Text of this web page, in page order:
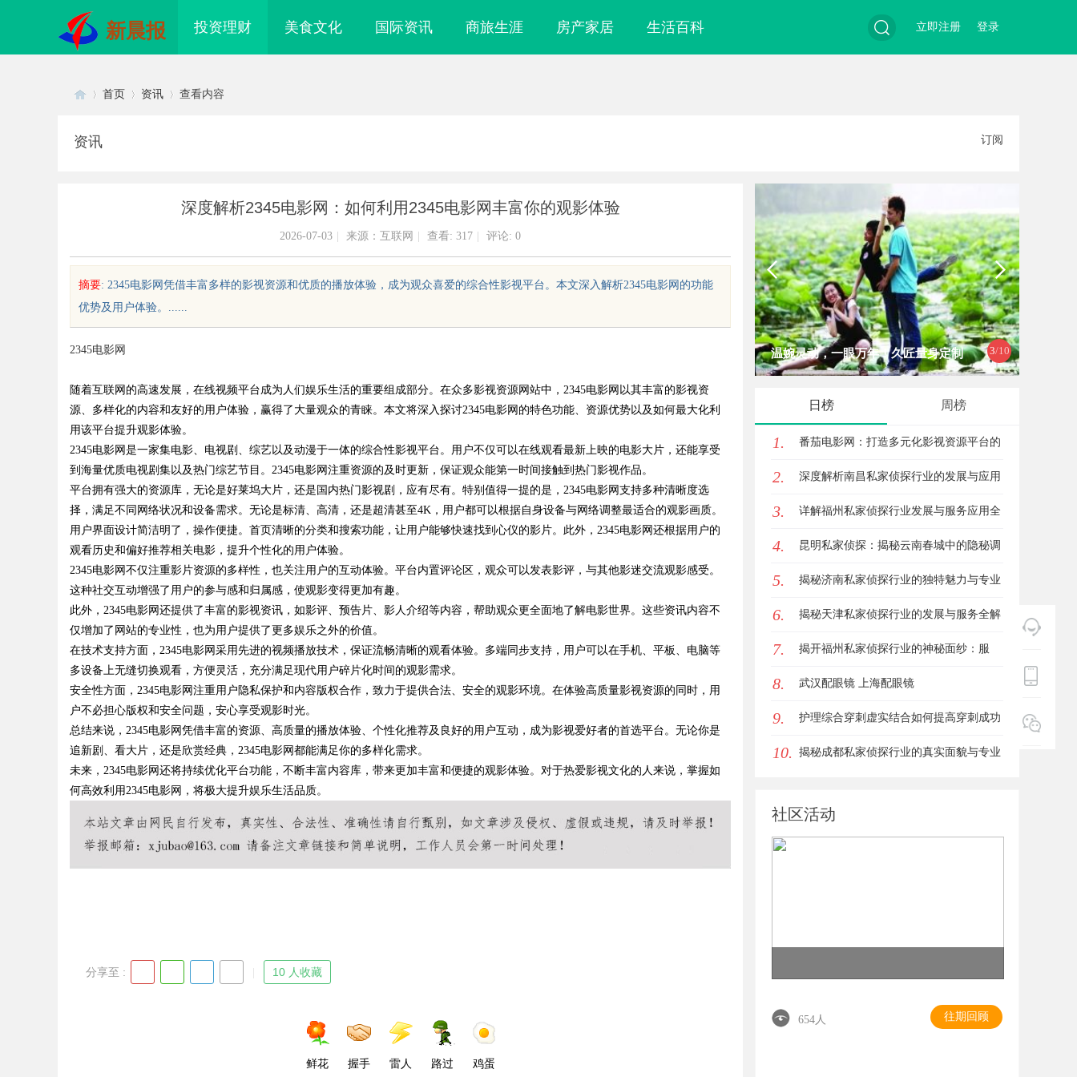
新晨报 投资理财 美食文化 国际资讯 商旅生涯 房产家居 生活百科 登录
立即注册
uz
!
Bo
首页 资讯 查看内容
资讯 订阅
深度解析2345电影网：如何利用2345电影网丰富你的观影体验
2026-07-03 来源：互联网 查看: 317 评论: 0
摘要: 2345电影网凭借丰富多样的影视资源和优质的播放体验，成为观众喜爱的综合性影视平台。本文深入解析2345电影网的功能
优势及用户体验。......
2345电影网
随着互联网的高速发展，在线视频平台成为人们娱乐生活的重要组成部分。在众多影视资源网站中，2345电影网以其丰富的影视资
源、多样化的内容和友好的用户体验，赢得了大量观众的青睐。本文将深入探讨2345电影网的特色功能、资源优势以及如何最大化利
用该平台提升观影体验。
2345电影网是一家集电影、电视剧、综艺以及动漫于一体的综合性影视平台。用户不仅可以在线观看最新上映的电影大片，还能享受
到海量优质电视剧集以及热门综艺节目。2345电影网注重资源的及时更新，保证观众能第一时间接触到热门影视作品。
平台拥有强大的资源库，无论是好莱坞大片，还是国内热门影视剧，应有尽有。特别值得一提的是，2345电影网支持多种清晰度选
择，满足不同网络状况和设备需求。无论是标清、高清，还是超清甚至4K，用户都可以根据自身设备与网络调整最适合的观影画质。
用户界面设计简洁明了，操作便捷。首页清晰的分类和搜索功能，让用户能够快速找到心仪的影片。此外，2345电影网还根据用户的
观看历史和偏好推荐相关电影，提升个性化的用户体验。
2345电影网不仅注重影片资源的多样性，也关注用户的互动体验。平台内置评论区，观众可以发表影评，与其他影迷交流观影感受。
这种社交互动增强了用户的参与感和归属感，使观影变得更加有趣。
此外，2345电影网还提供了丰富的影视资讯，如影评、预告片、影人介绍等内容，帮助观众更全面地了解电影世界。这些资讯内容不
仅增加了网站的专业性，也为用户提供了更多娱乐之外的价值。
在技术支持方面，2345电影网采用先进的视频播放技术，保证流畅清晰的观看体验。多端同步支持，用户可以在手机、平板、电脑等
多设备上无缝切换观看，方便灵活，充分满足现代用户碎片化时间的观影需求。
安全性方面，2345电影网注重用户隐私保护和内容版权合作，致力于提供合法、安全的观影环境。在体验高质量影视资源的同时，用
户不必担心版权和安全问题，安心享受观影时光。
总结来说，2345电影网凭借丰富的资源、高质量的播放体验、个性化推荐及良好的用户互动，成为影视爱好者的首选平台。无论你是
追新剧、看大片，还是欣赏经典，2345电影网都能满足你的多样化需求。
未来，2345电影网还将持续优化平台功能，不断丰富内容库，带来更加丰富和便捷的观影体验。对于热爱影视文化的人来说，掌握如
何高效利用2345电影网，将极大提升娱乐生活品质。
分享至 : 10 人收藏
鲜花 握手 雷人 路过 鸡蛋
4/10
眼镜 上海配眼镜
南
温婉灵动，一眼万年！久匠量身定制
笔！淡颜系女生的气质加分项
日榜 周榜
1. 番茄电影网：打造多元化影视资源平台的
新时代先锋
2. 深度解析南昌私家侦探行业的发展与应用
现状
3. 详解福州私家侦探行业发展与服务应用全
方位指南
4. 昆明私家侦探：揭秘云南春城中的隐秘调
查力量
5. 揭秘济南私家侦探行业的独特魅力与专业
服务
6. 揭秘天津私家侦探行业的发展与服务全解
析
7. 揭开福州私家侦探行业的神秘面纱：服
务、优势与法律解析
8. 武汉配眼镜 上海配眼镜
9. 护理综合穿刺虚实结合如何提高穿刺成功
率？立方幻境给出答案
10. 揭秘成都私家侦探行业的真实面貌与专业
社区活动
654人 往期回顾